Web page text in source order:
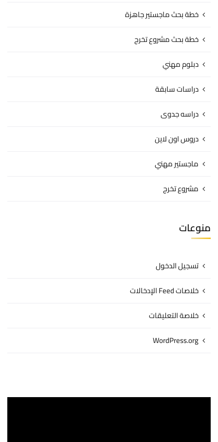
خطة بحث ماجستير جاهزة
خطة بحث مشروع تخرج
دبلوم مهني
دراسات سابقة
دراسه جدوى
دروس اون لاين
ماجستير مهني
مشروع تخرج
منوعات
تسجيل الدخول
خلاصات Feed الإدخالات
خلاصة التعليقات
WordPress.org